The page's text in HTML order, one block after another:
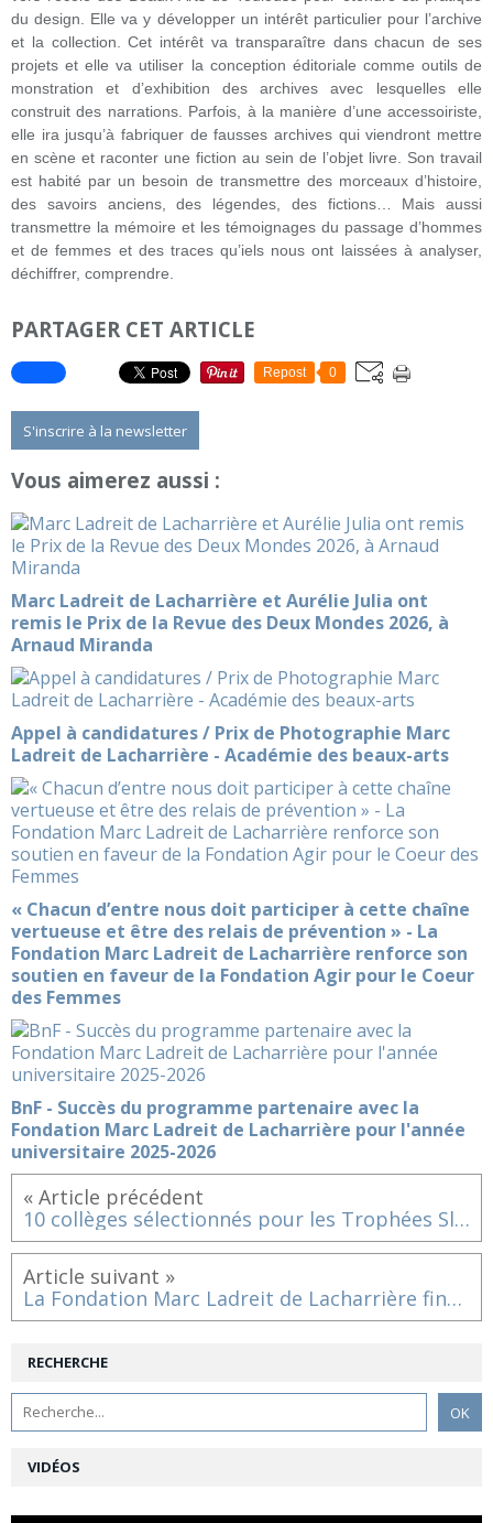
du design. Elle va y développer un intérêt particulier pour l’archive
et la collection. Cet intérêt va transparaître dans chacun de ses
projets et elle va utiliser la conception éditoriale comme outils de
monstration et d’exhibition des archives avec lesquelles elle
construit des narrations. Parfois, à la manière d’une accessoiriste,
elle ira jusqu’à fabriquer de fausses archives qui viendront mettre
en scène et raconter une fiction au sein de l’objet livre. Son travail
est habité par un besoin de transmettre des morceaux d’histoire,
des savoirs anciens, des légendes, des fictions… Mais aussi
transmettre la mémoire et les témoignages du passage d’hommes
et de femmes et des traces qu’iels nous ont laissées à analyser,
déchiffrer, comprendre.
PARTAGER CET ARTICLE
Repost 0
S'inscrire à la newsletter
Vous aimerez aussi :
Marc Ladreit de Lacharrière et Aurélie Julia ont
remis le Prix de la Revue des Deux Mondes 2026, à
Arnaud Miranda
Appel à candidatures / Prix de Photographie Marc
Ladreit de Lacharrière - Académie des beaux-arts
« Chacun d’entre nous doit participer à cette chaîne
vertueuse et être des relais de prévention » - La
Fondation Marc Ladreit de Lacharrière renforce son
soutien en faveur de la Fondation Agir pour le Coeur
des Femmes
BnF - Succès du programme partenaire avec la
Fondation Marc Ladreit de Lacharrière pour l'année
universitaire 2025-2026
« Article précédent
10 collèges sélectionnés pour les Trophées Slam à l'école 2024
Article suivant »
La Fondation Marc Ladreit de Lacharrière finance la nouvelle Maison Médicale Mobile du Bus du Coeur des Femmes
RECHERCHE
VIDÉOS